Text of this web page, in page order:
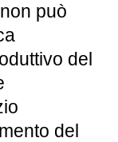
può
del
del